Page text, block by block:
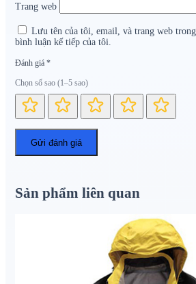
Trang web
Lưu tên của tôi, email, và trang web
bình luận kế tiếp của tôi.
Đánh giá *
Chọn số sao (1–5 sao)
Sản phẩm liên quan